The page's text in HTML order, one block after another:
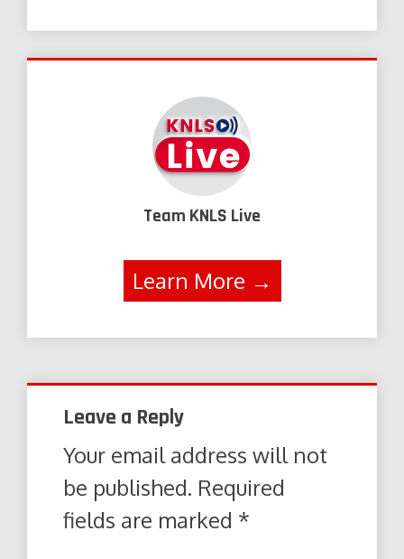
Team KNLS Live
Learn More →
Leave a Reply
Your email address will not
be published. Required
fields are marked *